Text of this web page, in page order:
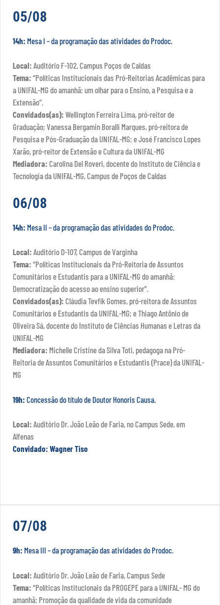
05/08
14h: Mesa I – da programação das atividades do Prodoc.
Local: Auditório F-102, Campus Poços de Caldas
Tema: “Políticas Institucionais das Pró-Reitorias Acadêmicas para
a UNIFAL-MG do amanhã: um olhar para o Ensino, a Pesquisa e a
Extensão”.
Convidados(as): Wellington Ferreira Lima, pró-reitor de
Graduação; Vanessa Bergamin Boralli Marques, pró-reitora de
Pesquisa e Pós-Graduação da UNIFAL-MG; e José Francisco Lopes
Xarão, pró-reitor de Extensão e Cultura da UNIFAL-MG
Mediadora: Carolina Del Roveri, docente do Instituto de Ciência e
Tecnologia da UNIFAL-MG, Campus de Poços de Caldas
06/08
14h: Mesa II – da programação das atividades do Prodoc.
Local: Auditório D-107, Campus de Varginha
Tema: “Políticas Institucionais da Pró-Reitoria de Assuntos
Comunitários e Estudantis para a UNIFAL-MG do amanhã:
Democratização do acesso ao ensino superior”.
Convidados(as): Cláudia Tevfik Gomes, pró-reitora de Assuntos
Comunitários e Estudantis da UNIFAL-MG; e Thiago Antônio de
Oliveira Sá, docente do Instituto de Ciências Humanas e Letras da
UNIFAL-MG
Mediadora: Michelle Cristine da Silva Toti, pedagoga na Pró-
Reitoria de Assuntos Comunitários e Estudantis (Prace) da UNIFAL-
MG
19h: Concessão do título de Doutor Honoris Causa.
Local: Auditório Dr. João Leão de Faria, no Campus Sede, em
Alfenas
Convidado: Wagner Tiso
07/08
9h: Mesa III – da programação das atividades do Prodoc.
Local: Auditório Dr. João Leão de Faria, Campus Sede
Tema: “Políticas Institucionais da PROGEPE para a UNIFAL- MG do
amanhã: Promoção da qualidade de vida da comunidade